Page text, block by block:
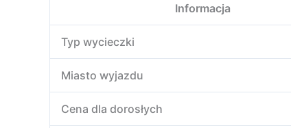
Informacja
Typ wycieczki
Miasto wyjazdu
Cena dla dorosłych